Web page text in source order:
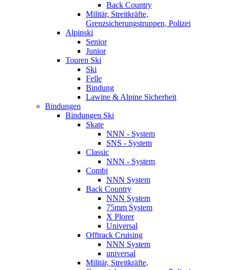
Back Country
Militär, Streitkräfte,
Grenzsicherungstruppen, Polizei
Alpinski
Senior
Junior
Touren Ski
Ski
Felle
Bindung
Lawine & Alpine Sicherheit
Bindungen
Bindungen Ski
Skate
NNN - System
SNS - System
Classic
NNN - System
Combi
NNN System
Back Country
NNN System
75mm System
X Plorer
Universal
Offtrack Cruising
NNN System
universal
Militär, Streitkräfte,